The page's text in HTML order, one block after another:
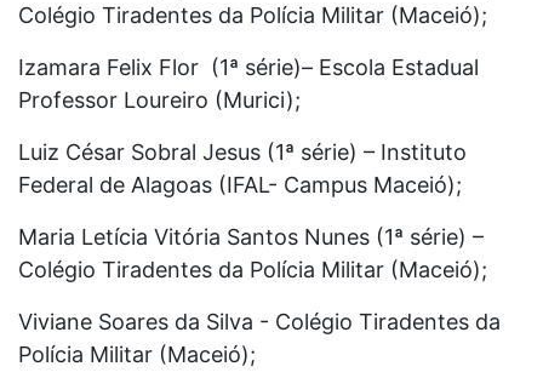
Colégio Tiradentes da Polícia Militar (Maceió);
Izamara Felix Flor (1ª série)– Escola Estadual
Professor Loureiro (Murici);
Luiz César Sobral Jesus (1ª série) – Instituto
Federal de Alagoas (IFAL- Campus Maceió);
Maria Letícia Vitória Santos Nunes (1ª série) –
Colégio Tiradentes da Polícia Militar (Maceió);
Viviane Soares da Silva - Colégio Tiradentes da
Polícia Militar (Maceió);